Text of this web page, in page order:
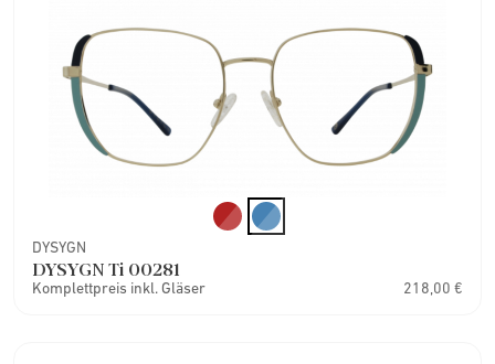
DYSYGN
DYSYGN Ti 00281
Komplettpreis inkl. Gläser 218,00 €